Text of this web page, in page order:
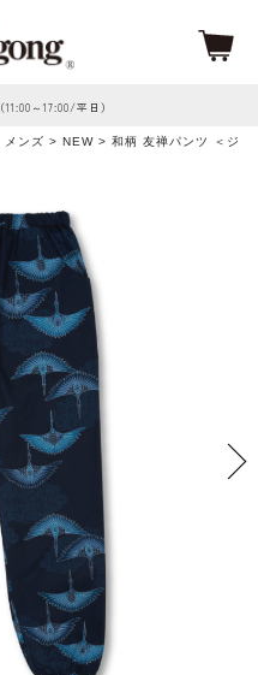
（11:00～17:00/平日）
メンズ > NEW > 和柄 友禅パンツ ＜ジ